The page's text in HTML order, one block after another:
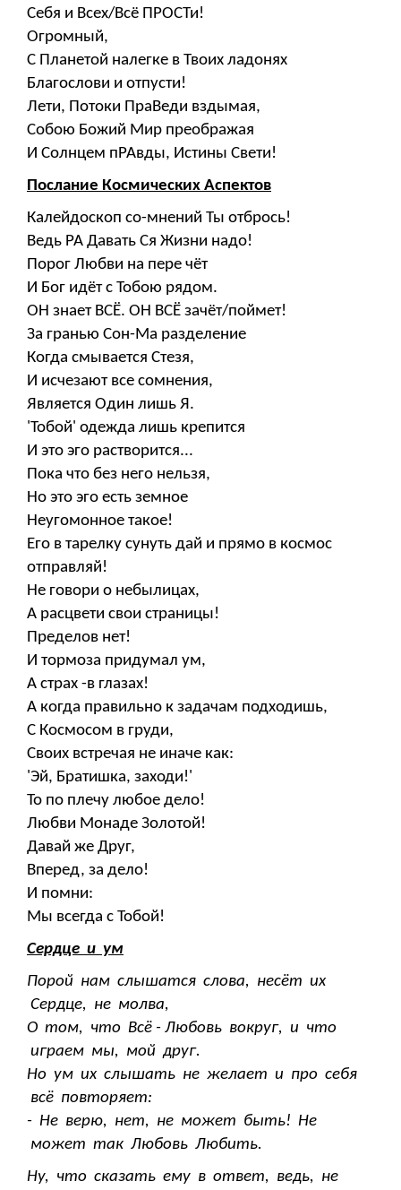
Себя и Всех/Всё ПРОСТи!
Огромный,
С Планетой налегке в Твоих ладонях
Благослови и отпусти!
Лети, Потоки ПраВеди вздымая,
Собою Божий Мир преображая
И Солнцем пРАвды, Истины Свети!
Послание Космических Аспектов
Калейдоскоп со-мнений Ты отбрось!
Ведь РА Давать Ся Жизни надо!
Порог Любви на пере чёт
И Бог идёт с Тобою рядом.
ОН знает ВСЁ. ОН ВСЁ зачёт/поймет!
За гранью Сон-Ма разделение
Когда смывается Стезя,
И исчезают все сомнения,
Является Один лишь Я.
'Тобой' одежда лишь крепится
И это эго растворится...
Пока что без него нельзя,
Но это эго есть земное
Неугомонное такое!
Его в тарелку сунуть дай и прямо в космос
отправляй!
Не говори о небылицах,
А расцвети свои страницы!
Пределов нет!
И тормоза придумал ум,
А страх -в глазах!
А когда правильно к задачам подходишь,
С Космосом в груди,
Своих встречая не иначе как:
'Эй, Братишка, заходи!'
То по плечу любое дело!
Любви Монаде Золотой!
Давай же Друг,
Вперед, за дело!
И помни:
Мы всегда с Тобой!
Сердце и ум
Порой нам слышатся слова, несёт их
Сердце, не молва,
О том, что Всё - Любовь вокруг, и что
играем мы, мой друг.
Но ум их слышать не желает и про себя
всё повторяет:
- Не верю, нет, не может быть! Не
может так Любовь Любить.
Ну, что сказать ему в ответ, ведь, не